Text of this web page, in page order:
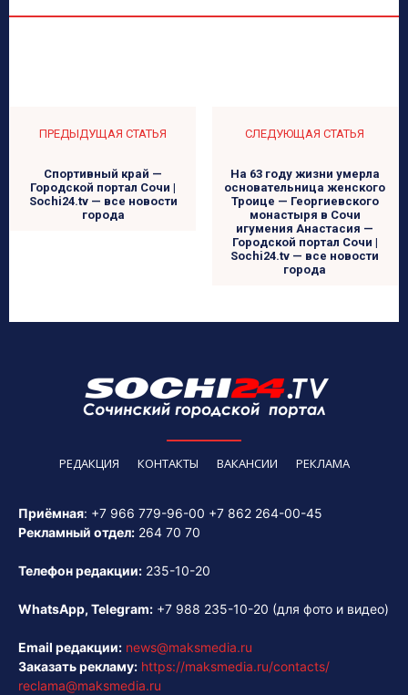
ПРЕДЫДУЩАЯ СТАТЬЯ
Спортивный край —
Городской портал Сочи |
Sochi24.tv — все новости
города
СЛЕДУЮЩАЯ СТАТЬЯ
На 63 году жизни умерла
основательница женского
Троице — Георгиевского
монастыря в Сочи
игумения Анастасия —
Городской портал Сочи |
Sochi24.tv — все новости
города
РЕДАКЦИЯ КОНТАКТЫ ВАКАНСИИ РЕКЛАМА
Приёмная: +7 966 779-96-00 +7 862 264-00-45
Рекламный отдел: 264 70 70
Телефон редакции: 235-10-20
WhatsApp, Telegram: +7 988 235-10-20 (для фото и видео)
Email редакции: news@maksmedia.ru
Заказать рекламу: https://maksmedia.ru/contacts/
reclama@maksmedia.ru